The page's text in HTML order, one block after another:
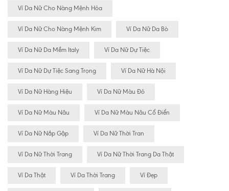
Ví Da Nữ Cho Nàng Mệnh Hỏa
Ví Da Nữ Cho Nàng Mệnh Kim Ví Da Nữ Da Bò
Ví Da Nữ Da Mềm Italy Ví Da Nữ Dự Tiệc
Ví Da Nữ Dự Tiệc Sang Trọng Ví Da Nữ Hà Nội
Ví Da Nữ Hàng Hiệu Ví Da Nữ Màu Đỏ
Ví Da Nữ Màu Nâu Ví Da Nữ Màu Nâu Cổ Điển
Ví Da Nữ Nắp Gập Ví Da Nữ Thời Tran
Ví Da Nữ Thời Trang Ví Da Nữ Thời Trang Da Thật
Ví Da Thật Ví Da Thời Trang Ví Đẹp